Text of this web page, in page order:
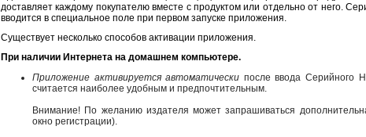
доставляет каждому покупателю вместе с продуктом или отдельно от него.
вводится в специальное поле при первом запуске приложения.
Существует несколько способов активации приложения.
При наличии Интернета на домашнем компьютере.
Приложение активируется автоматически после ввода Серийного
считается наиболее удобным и предпочтительным.
Внимание! По желанию издателя может запрашиваться
окно регистрации).